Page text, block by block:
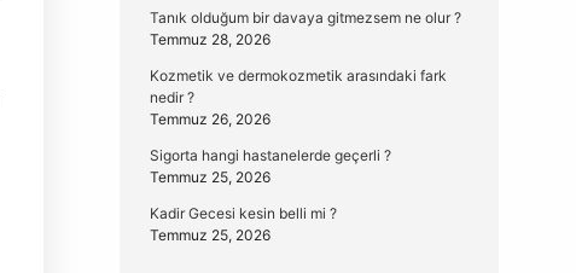
Tanık olduğum bir davaya gitmezsem ne olur ?
Temmuz 28, 2026
Kozmetik ve dermokozmetik arasındaki fark
nedir ?
Temmuz 26, 2026
Sigorta hangi hastanelerde geçerli ?
Temmuz 25, 2026
Kadir Gecesi kesin belli mi ?
Temmuz 25, 2026